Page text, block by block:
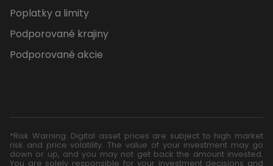
Poplatky a limity
Podporované krajiny
Podporované akcie
*Risk Warning: Digital asset prices are subject to high market
risk and price volatility. The value of your investment may go
down or up, and you may not get back the amount invested.
You are solely responsible for your investment decisions and